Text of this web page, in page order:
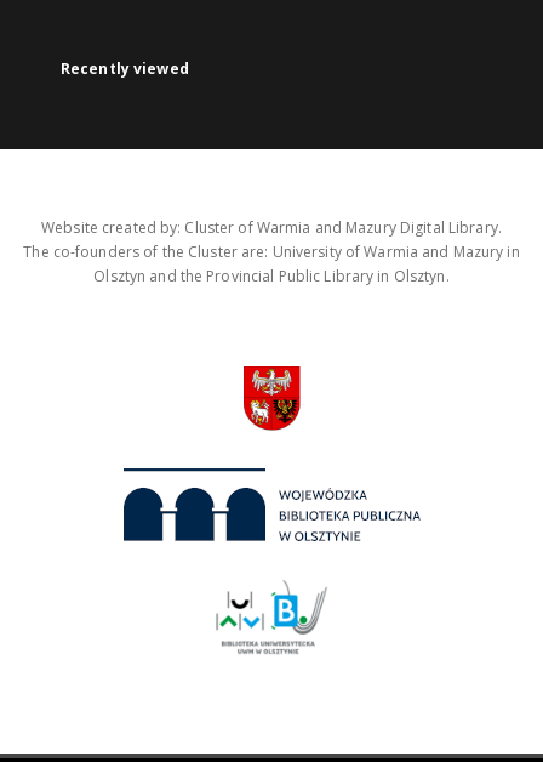
Recently viewed
Website created by: Cluster of Warmia and Mazury Digital Library.
The co-founders of the Cluster are: University of Warmia and Mazury in
Olsztyn and the Provincial Public Library in Olsztyn.